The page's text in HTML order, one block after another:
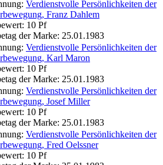
Verdienstvolle Persönlichkeiten der
Franz Dahlem
10 Pf
der Marke: 25.01.1983
Verdienstvolle Persönlichkeiten der
Karl Maron
10 Pf
der Marke: 25.01.1983
Verdienstvolle Persönlichkeiten der
Josef Miller
10 Pf
der Marke: 25.01.1983
Verdienstvolle Persönlichkeiten der
Fred Oelssner
10 Pf